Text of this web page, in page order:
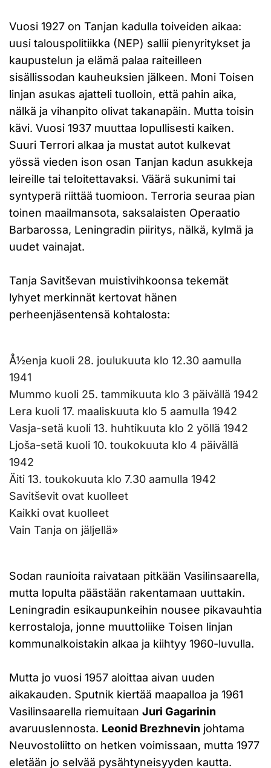
Vuosi 1927 on Tanjan kadulla toiveiden aikaa:
uusi talouspolitiikka (NEP) sallii pienyritykset ja
kaupustelun ja elämä palaa raiteilleen
sisällissodan kauheuksien jälkeen. Moni Toisen
linjan asukas ajatteli tuolloin, että pahin aika,
nälkä ja vihanpito olivat takanapäin. Mutta toisin
kävi. Vuosi 1937 muuttaa lopullisesti kaiken.
Suuri Terrori alkaa ja mustat autot kulkevat
yössä vieden ison osan Tanjan kadun asukkeja
leireille tai teloitettavaksi. Väärä sukunimi tai
syntyperä riittää tuomioon. Terroria seuraa pian
toinen maailmansota, saksalaisten Operaatio
Barbarossa, Leningradin piiritys, nälkä, kylmä ja
uudet vainajat.
Tanja Savitševan muistivihkoonsa tekemät
lyhyet merkinnät kertovat hänen
perheenjäsentensä kohtalosta:
Å½enja kuoli 28. joulukuuta klo 12.30 aamulla
1941
Mummo kuoli 25. tammikuuta klo 3 päivällä 1942
Lera kuoli 17. maaliskuuta klo 5 aamulla 1942
Vasja-setä kuoli 13. huhtikuuta klo 2 yöllä 1942
Ljoša-setä kuoli 10. toukokuuta klo 4 päivällä
1942
Äiti 13. toukokuuta klo 7.30 aamulla 1942
Savitševit ovat kuolleet
Kaikki ovat kuolleet
Vain Tanja on jäljellä»
Sodan raunioita raivataan pitkään Vasilinsaarella,
mutta lopulta päästään rakentamaan uuttakin.
Leningradin esikaupunkeihin nousee pikavauhtia
kerrostaloja, jonne muuttoliike Toisen linjan
kommunalkoistakin alkaa ja kiihtyy 1960-luvulla.
Mutta jo vuosi 1957 aloittaa aivan uuden
aikakauden. Sputnik kiertää maapalloa ja 1961
Vasilinsaarella riemuitaan Juri Gagarinin
avaruuslennosta. Leonid Brezhnevin johtama
Neuvostoliitto on hetken voimissaan, mutta 1977
eletään jo selvää pysähtyneisyyden kautta.